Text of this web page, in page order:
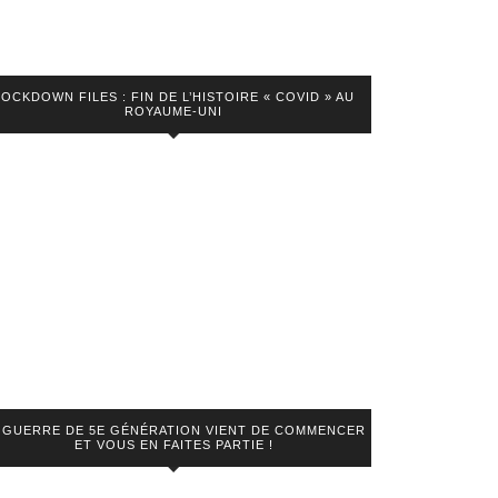
FILES : FIN DE L’HISTOIRE « COVID » AU
ROYAUME-UNI
GUERRE DE 5E GÉNÉRATION VIENT DE COMMENCER
ET VOUS EN FAITES PARTIE !